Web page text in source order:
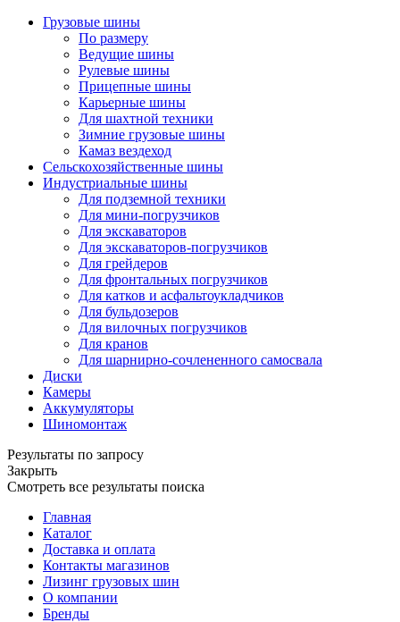
Грузовые шины
По размеру
Ведущие шины
Рулевые шины
Прицепные шины
Карьерные шины
Для шахтной техники
Зимние грузовые шины
Камаз вездеход
Сельскохозяйственные шины
Индустриальные шины
Для подземной техники
Для мини-погрузчиков
Для экскаваторов
Для экскаваторов-погрузчиков
Для грейдеров
Для фронтальных погрузчиков
Для катков и асфальтоукладчиков
Для бульдозеров
Для вилочных погрузчиков
Для кранов
Для шарнирно-сочлененного самосвала
Диски
Камеры
Аккумуляторы
Шиномонтаж
Результаты по запросу
Закрыть
Смотреть все результаты поиска
Главная
Каталог
Доставка и оплата
Контакты магазинов
Лизинг грузовых шин
О компании
Бренды